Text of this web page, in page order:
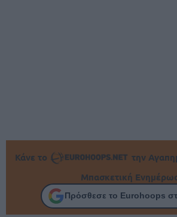
Κάνε το
την
Μπασκετική
Πρόσθεσε το Eurohoops